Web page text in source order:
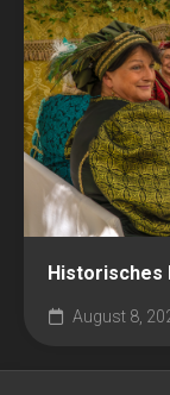
Historisches
August 8,